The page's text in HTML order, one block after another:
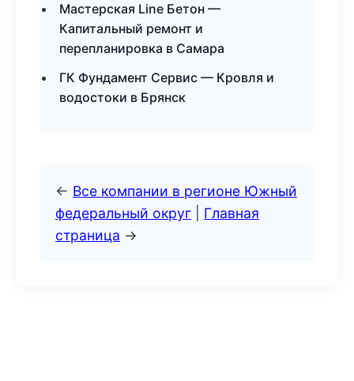
Мастерская Line Бетон —
Капитальный ремонт и
перепланировка в Самара
ГК Фундамент Сервис — Кровля и
водостоки в Брянск
← Все компании в регионе Южный
федеральный округ
Главная
страница →